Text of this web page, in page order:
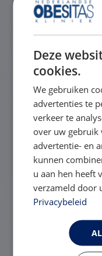
Wanneer
en wat
Hoe lang
qua
Deze
cookies.
We gebruiken
advertenties te
verkeer te
over uw gebruik
advertentie- en
kunnen
u aan hen heeft
verzameld door
Privacybeleid